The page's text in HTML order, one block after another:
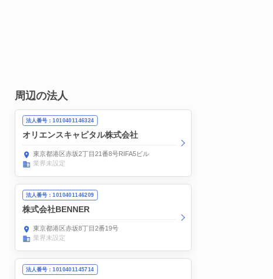
周辺の法人
法人番号：1010401146324
オリエンスキャピタル株式会社
東京都港区赤坂2丁目21番8号RIFA5ビル
業界未設定
法人番号：1010401146209
株式会社BENNER
東京都港区赤坂8丁目2番19号
業界未設定
法人番号：1010401145714